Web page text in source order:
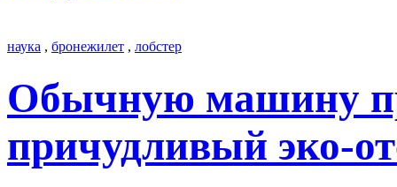
наука , бронежилет , лобстер
Обычную машину
причудливый эко-